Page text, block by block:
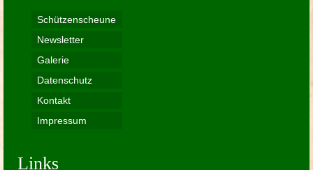
Schützenscheune
Newsletter
Galerie
Datenschutz
Kontakt
Impressum
Links